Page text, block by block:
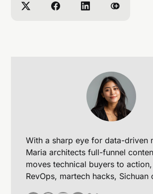
With a sharp eye for data-driven
Maria architects full-funnel
moves technical buyers to
RevOps, martech hacks, Sichuan